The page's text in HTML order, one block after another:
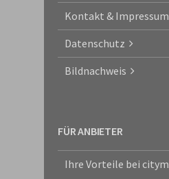
Kontakt & Impressum
Datenschutz
Bildnachweis
FÜR ANBIETER
Ihre Vorteile bei